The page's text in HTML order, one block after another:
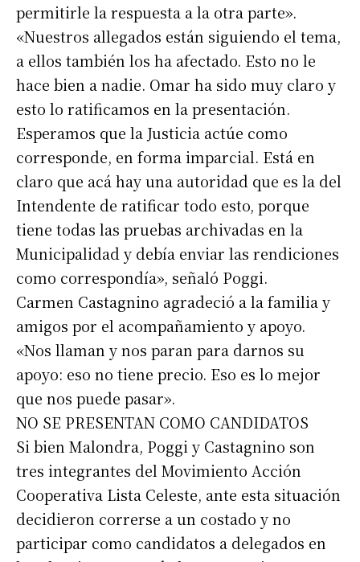
Suscribirme gratis
permitirle la respuesta a la otra parte».
«Nuestros allegados están siguiendo el tema,
a ellos también los ha afectado. Esto no le
hace bien a nadie. Omar ha sido muy claro y
esto lo ratificamos en la presentación.
Esperamos que la Justicia actúe como
corresponde, en forma imparcial. Está en
claro que acá hay una autoridad que es la del
Intendente de ratificar todo esto, porque
tiene todas las pruebas archivadas en la
Municipalidad y debía enviar las rendiciones
como correspondía», señaló Poggi.
Carmen Castagnino agradeció a la familia y
amigos por el acompañamiento y apoyo.
«Nos llaman y nos paran para darnos su
apoyo: eso no tiene precio. Eso es lo mejor
que nos puede pasar».
NO SE PRESENTAN COMO CANDIDATOS
Si bien Malondra, Poggi y Castagnino son
tres integrantes del Movimiento Acción
Cooperativa Lista Celeste, ante esta situación
decidieron correrse a un costado y no
participar como candidatos a delegados en